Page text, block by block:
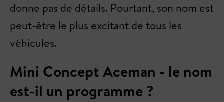
donne pas de détails. Pourtant, son nom est
peut-être le plus excitant de tous les
véhicules.
Mini Concept Aceman - le nom
est-il un programme ?